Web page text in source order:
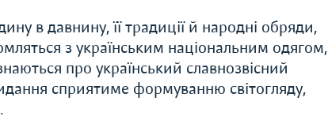
в давнину, її традиції й народні обряди,
з українським національним одягом,
про український славнозвісний
сприятиме формуванню світогляду,